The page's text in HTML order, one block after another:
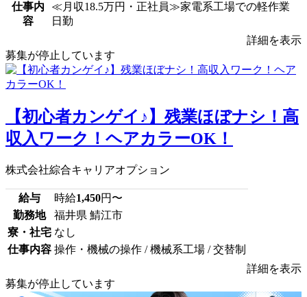
仕事内
容
≪月収18.5万円・正社員≫家電系工場での軽作業
日勤
詳細を表示
募集が停止しています
【初心者カンゲイ♪】残業ほぼナシ！高
収入ワーク！ヘアカラーOK！
株式会社綜合キャリアオプション
給与 時給1,450円〜
勤務地
福井県 鯖江市
寮・社宅 なし
仕事内容 操作・機械の操作 / 機械系工場 / 交替制
詳細を表示
募集が停止しています